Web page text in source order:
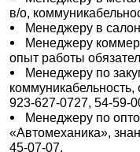
в/о,
Менеджеру в
Менеджеру
опыт работы
Менеджеру по
коммуникабельность,
923-627-0727, 54-59-
Менеджеру по
«Автомеханика»,
45-07-07.